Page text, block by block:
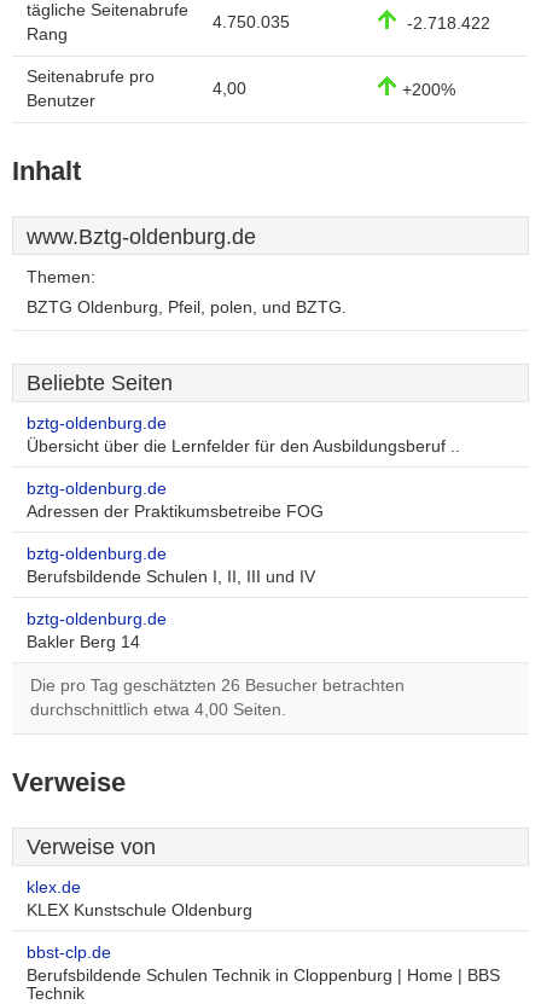
tägliche Seitenabrufe
Rang
4.750.035 -2.718.422
Seitenabrufe pro
Benutzer
4,00 +200%
Inhalt
www.Bztg-oldenburg.de
Themen:
BZTG Oldenburg, Pfeil, polen, und BZTG.
Beliebte Seiten
bztg-oldenburg.de
Übersicht über die Lernfelder für den Ausbildungsberuf ..
bztg-oldenburg.de
Adressen der Praktikumsbetreibe FOG
bztg-oldenburg.de
Berufsbildende Schulen I, II, III und IV
bztg-oldenburg.de
Bakler Berg 14
Die pro Tag geschätzten 26 Besucher betrachten
durchschnittlich etwa 4,00 Seiten.
Verweise
Verweise von
klex.de
KLEX Kunstschule Oldenburg
bbst-clp.de
Berufsbildende Schulen Technik in Cloppenburg | Home | BBS
Technik